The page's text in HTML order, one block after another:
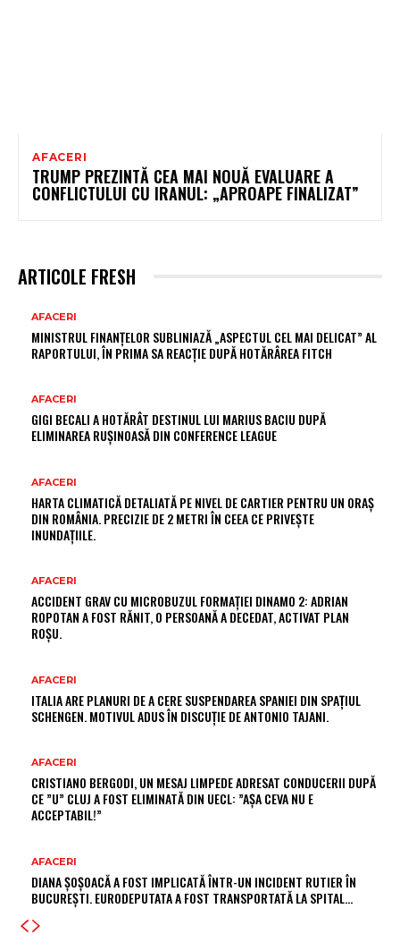
AFACERI
TRUMP PREZINTĂ CEA MAI NOUĂ EVALUARE A
CONFLICTULUI CU IRANUL: „APROAPE FINALIZAT”
ARTICOLE FRESH
AFACERI
MINISTRUL FINANȚELOR SUBLINIAZĂ „ASPECTUL CEL MAI DELICAT” AL
RAPORTULUI, ÎN PRIMA SA REACȚIE DUPĂ HOTĂRÂREA FITCH
AFACERI
GIGI BECALI A HOTĂRÂT DESTINUL LUI MARIUS BACIU DUPĂ
ELIMINAREA RUȘINOASĂ DIN CONFERENCE LEAGUE
AFACERI
HARTA CLIMATICĂ DETALIATĂ PE NIVEL DE CARTIER PENTRU UN ORAȘ
DIN ROMÂNIA. PRECIZIE DE 2 METRI ÎN CEEA CE PRIVEȘTE
INUNDAȚIILE.
AFACERI
ACCIDENT GRAV CU MICROBUZUL FORMAȚIEI DINAMO 2: ADRIAN
ROPOTAN A FOST RĂNIT, O PERSOANĂ A DECEDAT, ACTIVAT PLAN
ROȘU.
AFACERI
ITALIA ARE PLANURI DE A CERE SUSPENDAREA SPANIEI DIN SPAȚIUL
SCHENGEN. MOTIVUL ADUS ÎN DISCUȚIE DE ANTONIO TAJANI.
AFACERI
CRISTIANO BERGODI, UN MESAJ LIMPEDE ADRESAT CONDUCERII DUPĂ
CE ”U” CLUJ A FOST ELIMINATĂ DIN UECL: ”AȘA CEVA NU E
ACCEPTABIL!”
AFACERI
DIANA ȘOȘOACĂ A FOST IMPLICATĂ ÎNTR-UN INCIDENT RUTIER ÎN
BUCUREȘTI. EURODEPUTATA A FOST TRANSPORTATĂ LA SPITAL…